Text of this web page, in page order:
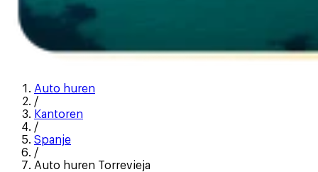
Auto huren
/
Kantoren
/
Spanje
/
Auto huren Torrevieja